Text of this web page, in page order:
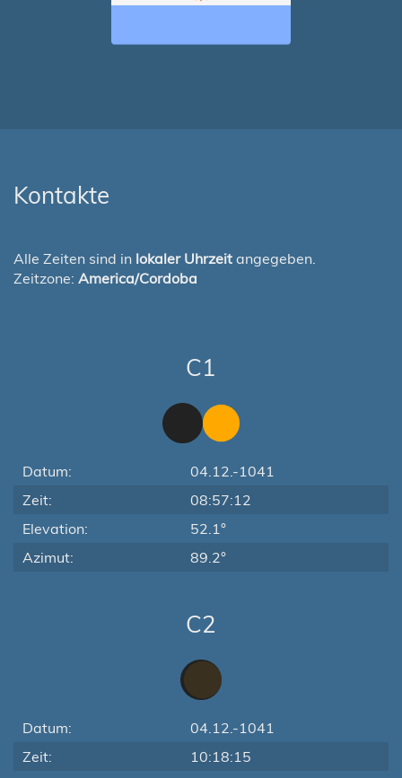
Kontakte
Alle Zeiten sind in lokaler Uhrzeit angegeben.
Zeitzone: America/Cordoba
C1
Datum:
04.12.-1041
Zeit:
08:57:12
Elevation:
52.1°
Azimut:
89.2°
C2
Datum:
04.12.-1041
Zeit:
10:18:15